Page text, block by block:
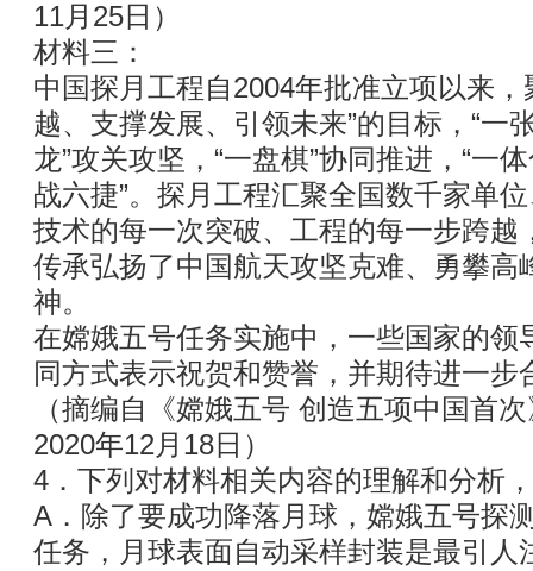
11月25日）
材料三：
中国探月工程自2004年批准立项以来
越、支撑发展、引领未来”的目标，“一
龙”攻关攻坚，“一盘棋”协同推进，“一
战六捷”。探月工程汇聚全国数千家单
技术的每一次突破、工程的每一步跨越
传承弘扬了中国航天攻坚克难、勇攀高
神。
在嫦娥五号任务实施中，一些国家的领
同方式表示祝贺和赞誉，并期待进一步
（摘编自《嫦娥五号 创造五项中国首
2020年12月18日）
4．下列对材料相关内容的理解和分析
A．除了要成功降落月球，嫦娥五号探
任务，月球表面自动采样封装是最引人